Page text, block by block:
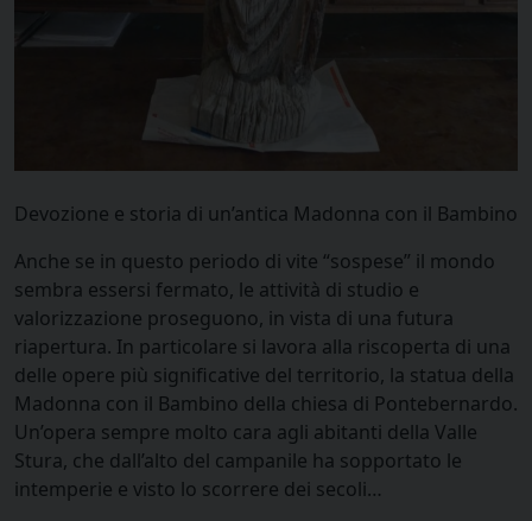
Devozione e storia di un’antica Madonna con il Bambino
Anche se in questo periodo di vite “sospese” il mondo
sembra essersi fermato, le attività di studio e
valorizzazione proseguono, in vista di una futura
riapertura. In particolare si lavora alla riscoperta di una
delle opere più significative del territorio, la statua della
Madonna con il Bambino della chiesa di Pontebernardo.
Un’opera sempre molto cara agli abitanti della Valle
Stura, che dall’alto del campanile ha sopportato le
intemperie e visto lo scorrere dei secoli…